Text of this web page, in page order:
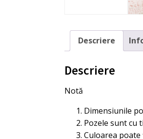
Descriere
Descriere
Notă
Dimensiunile
Pozele sunt cu
Culoarea